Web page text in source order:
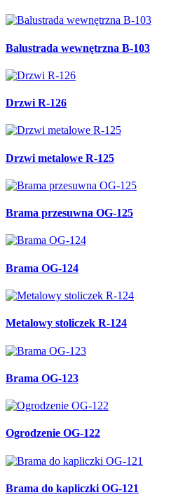
Balustrada wewnętrzna B-103
Drzwi R-126
Drzwi metalowe R-125
Brama przesuwna OG-125
Brama OG-124
Metalowy stoliczek R-124
Brama OG-123
Ogrodzenie OG-122
Brama do kapliczki OG-121